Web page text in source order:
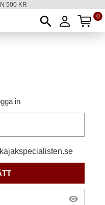
500 KR
0
in
visibility